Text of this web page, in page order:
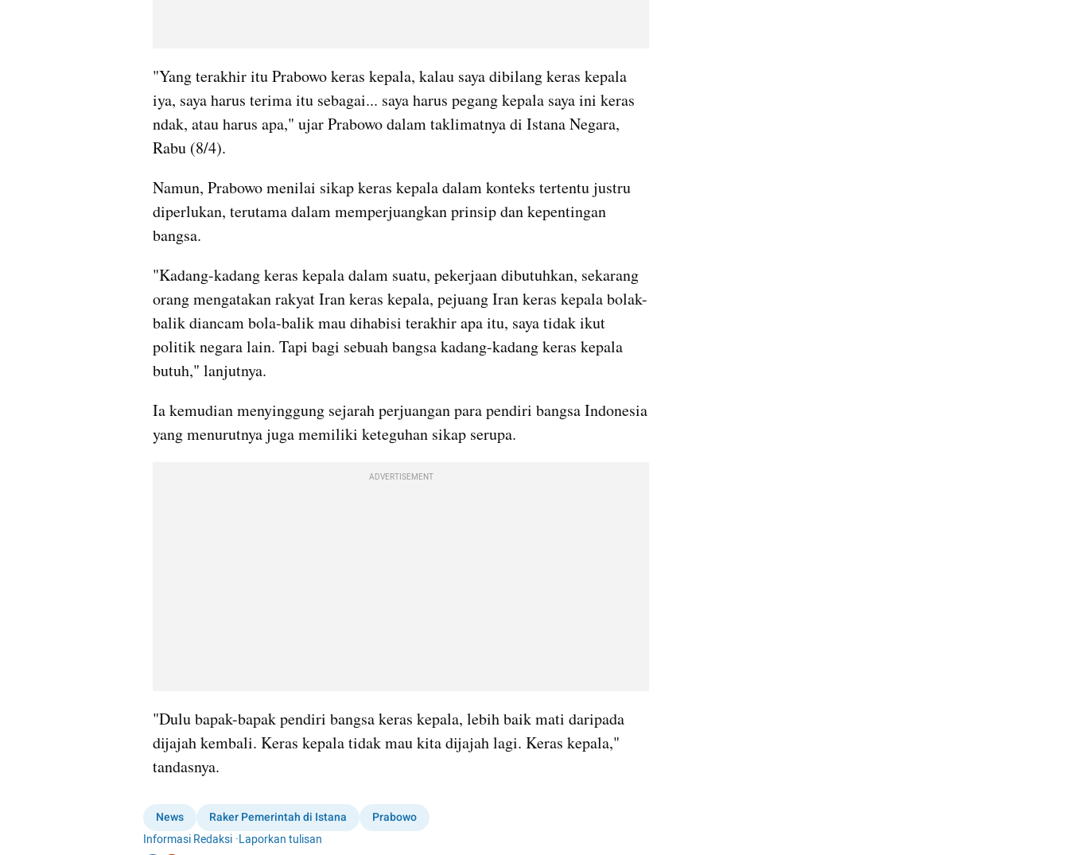
"Yang terakhir itu Prabowo keras kepala, kalau saya dibilang keras kepala
iya, saya harus terima itu sebagai... saya harus pegang kepala saya ini keras
ndak, atau harus apa," ujar Prabowo dalam taklimatnya di Istana Negara,
Rabu (8/4).
Namun, Prabowo menilai sikap keras kepala dalam konteks tertentu justru
diperlukan, terutama dalam memperjuangkan prinsip dan kepentingan
bangsa.
"Kadang-kadang keras kepala dalam suatu, pekerjaan dibutuhkan, sekarang
orang mengatakan rakyat Iran keras kepala, pejuang Iran keras kepala bolak-
balik diancam bola-balik mau dihabisi terakhir apa itu, saya tidak ikut
politik negara lain. Tapi bagi sebuah bangsa kadang-kadang keras kepala
butuh," lanjutnya.
Ia kemudian menyinggung sejarah perjuangan para pendiri bangsa Indonesia
yang menurutnya juga memiliki keteguhan sikap serupa.
ADVERTISEMENT
"Dulu bapak-bapak pendiri bangsa keras kepala, lebih baik mati daripada
dijajah kembali. Keras kepala tidak mau kita dijajah lagi. Keras kepala,"
tandasnya.
News Raker Pemerintah di Istana
Prabowo
Informasi Redaksi ·Laporkan tulisan